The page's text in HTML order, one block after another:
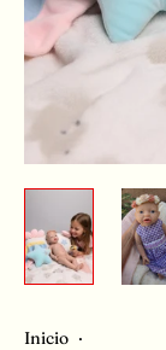
Inicio ·